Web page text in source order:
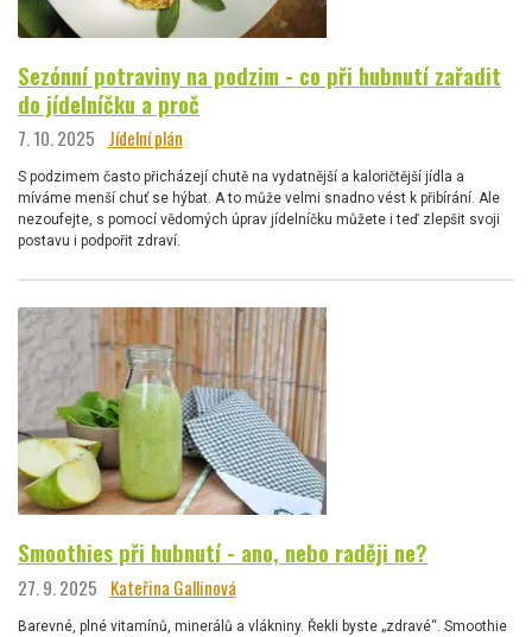
Sezónní potraviny na podzim - co při hubnutí zařadit
do jídelníčku a proč
7. 10. 2025 Jídelní plán
S podzimem často přicházejí chutě na vydatnější a kaloričtější jídla a
míváme menší chuť se hýbat. A to může velmi snadno vést k přibírání. Ale
nezoufejte, s pomocí vědomých úprav jídelníčku můžete i teď zlepšit svoji
postavu i podpořit zdraví.
Smoothies při hubnutí - ano, nebo raději ne?
27. 9. 2025 Kateřina Gallinová
Barevné, plné vitamínů, minerálů a vlákniny. Řekli byste „zdravé“. Smoothie